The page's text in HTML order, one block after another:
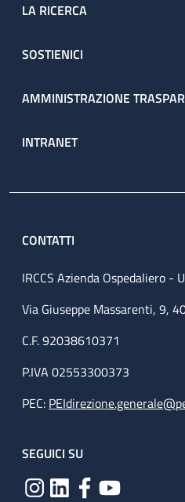
LA RICERCA
SOSTIENICI
AMMINISTRAZIONE
INTRANET
CONTATTI
IRCCS Azienda Ospedaliero -
Via Giuseppe Massarenti, 9,
C.F. 92038610371
P.IVA 02553300373
PEC:
SEGUICI SU